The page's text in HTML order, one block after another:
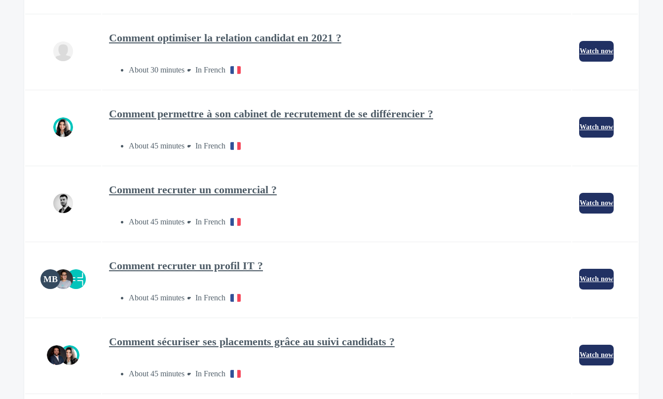
Comment optimiser la relation candidat en 2021 ?
About 30 minutes In French
Watch now
Comment permettre à son cabinet de recrutement de se différencier ?
About 45 minutes In French
Watch now
Comment recruter un commercial ?
About 45 minutes In French
Watch now
MB
Comment recruter un profil IT ?
About 45 minutes In French
Watch now
Comment sécuriser ses placements grâce au suivi candidats ?
About 45 minutes In French
Watch now